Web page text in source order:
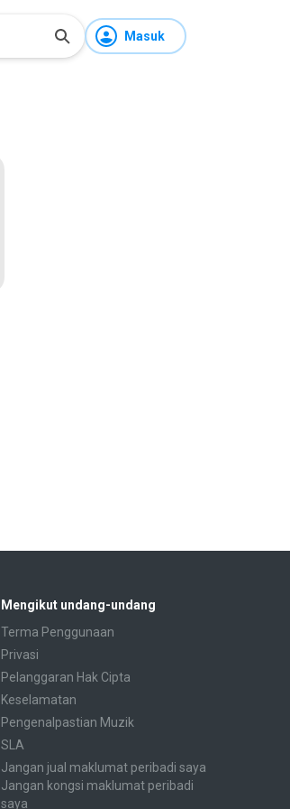
Masuk
Mengikut undang-undang
Terma Penggunaan
Privasi
Pelanggaran Hak Cipta
Keselamatan
Pengenalpastian Muzik
SLA
Jangan jual maklumat peribadi saya
Jangan kongsi maklumat peribadi
saya